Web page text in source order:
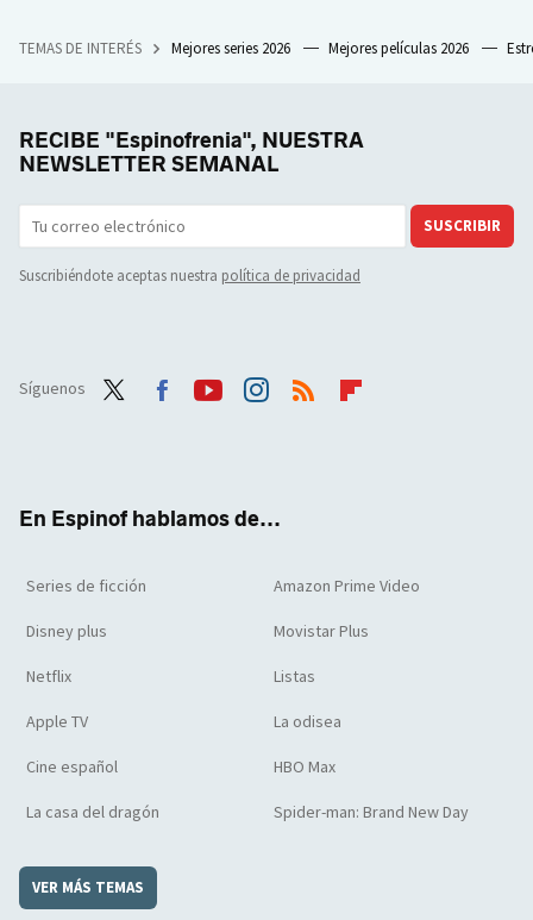
TEMAS DE INTERÉS Mejores series 2026 Mejores películas 2026
RECIBE "Espinofrenia", NUESTRA
NEWSLETTER SEMANAL
SUSCRIBIR
Suscribiéndote aceptas nuestra política de privacidad
Síguenos
En Espinof hablamos de...
Series de ficción Amazon Prime Video
Disney plus Movistar Plus
Netflix Listas
Apple TV La odisea
Cine español HBO Max
La casa del dragón Spider-man: Brand New Day
VER MÁS TEMAS